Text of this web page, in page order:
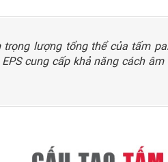
trọng lượng tổng thể của tấm
cung cấp khả năng cách